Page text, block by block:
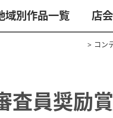
域別作品一覧 店
コン
査員奨励